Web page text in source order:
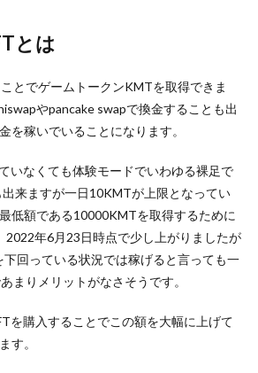
とは
とでゲームトークンKMTを取得できま
やpancake swapで換金することも出
を稼いでいることになります。
いなくても体験モードでいわゆる裸足で
来ますが一日10KMTが上限となってい
低額である10000KMTを取得するために
2022年6月23日時点で少し上がりましたが
回っている状況では稼げると言っても一
まりメリットがなさそうです。
を購入することでこの額を大幅に上げて
す。